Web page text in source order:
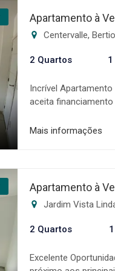
toda a fase de
sonho! Os valores,
sujeitos a alteração
Apartamento à
Centervalle,
2 Quartos
Incrível
aceita
serviço * Varanda
que acompanha
realização do seu
imóveis estão
Mais informações
Apartamento à
Jardim Vista
2 Quartos
Excelente